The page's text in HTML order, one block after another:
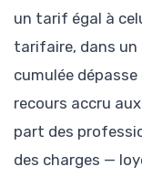
un tarif égal à
tarifaire, dans un
cumulée
recours accru
part des
des charges —